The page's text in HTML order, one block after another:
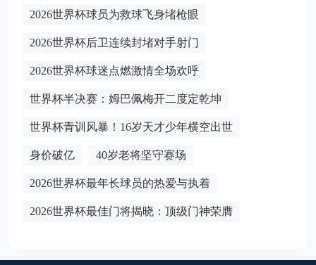
2026世界杯球员为救球飞身堵枪眼
2026世界杯后卫连续封堵对手射门
2026世界杯球迷点燃激情全场欢呼
世界杯半决赛：姆巴佩梅开二度定乾坤
世界杯青训风暴！16岁天才少年横空出世
身价破亿 40岁老将坚守赛场
2026世界杯最年长球员的热爱与执着
2026世界杯最佳门将揭晓：顶级门神荣膺